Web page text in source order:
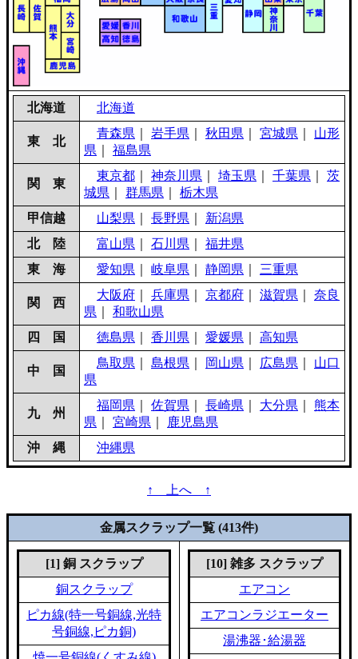
北海道 北海道
東 北
青森県 岩手県 秋田県 宮城県
山形
県
福島県
関 東
東京都 神奈川県 埼玉県 千葉県
茨
城県
群馬県
栃木県
甲信越
山梨県 長野県
新潟県
北 陸
富山県 石川県
福井県
東 海
愛知県 岐阜県 静岡県 三重県
関 西
大阪府 兵庫県 京都府 滋賀県
奈良
県
和歌山県
四 国
徳島県 香川県 愛媛県 高知県
中 国
鳥取県 島根県 岡山県 広島県
山口
県
九 州
福岡県 佐賀県 長崎県 大分県
熊本
県
宮崎県
鹿児島県
沖 縄
沖縄県
↑ 上へ ↑
金属スクラップ一覧 (413件)
[1] 銅 スクラップ
銅スクラップ
ピカ線(特一号銅線,光特
号銅線,ピカ銅)
[10] 雑多 スクラップ
エアコン
エアコンラジエーター
湯沸器･給湯器